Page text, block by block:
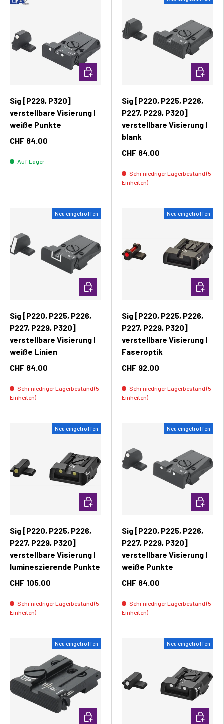
Sig [P229, P320]
verstellbare Visierung |
weiße Punkte
CHF 84.00
Auf Lager
In den Warenkorb
Sig [P220, P225, P226,
P227, P229, P320]
verstellbare Visierung |
blank
CHF 84.00
Sehr niedriger Lagerbestand (5
Einheiten)
In den
Neu eingetroffen
Sig [P220, P225, P226,
P227, P229, P320]
verstellbare Visierung |
weiße Linien
CHF 84.00
Sehr niedriger Lagerbestand (5
Einheiten)
In den Warenkorb
Neu eingetroffen
Sig [P220, P225, P226,
P227, P229, P320]
verstellbare Visierung |
Faseroptik
CHF 92.00
Sehr niedriger Lagerbestand (5
Einheiten)
In den
Neu eingetroffen
Sig [P220, P225, P226,
P227, P229, P320]
verstellbare Visierung |
lumineszierende Punkte
CHF 105.00
Sehr niedriger Lagerbestand (5
Einheiten)
In den Warenkorb
Neu eingetroffen
Sig [P220, P225, P226,
P227, P229, P320]
verstellbare Visierung |
weiße Punkte
CHF 84.00
Sehr niedriger Lagerbestand (5
Einheiten)
In den
Neu eingetroffen
In den Warenkorb
Neu eingetroffen
In den